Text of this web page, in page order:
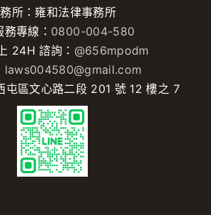
所：雍和法律事務所
務專線： 0800-004-580
24H 諮詢： @656mpodm
laws004580@gmail.com
屯區文心路二段 201 號 12 樓之 7